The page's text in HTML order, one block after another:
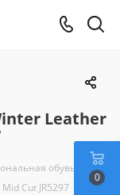
Leather
обувь
Cut JR5297
0